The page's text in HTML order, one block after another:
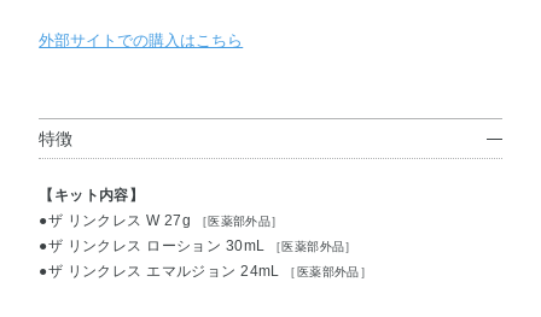
外部サイトでの購入はこちら
特徴
【キット内容】
●ザ リンクレス W 27g
［医薬部外品］
●ザ リンクレス ローション 30mL ［医薬部外品］
●ザ リンクレス エマルジョン 24mL ［医薬部外品］